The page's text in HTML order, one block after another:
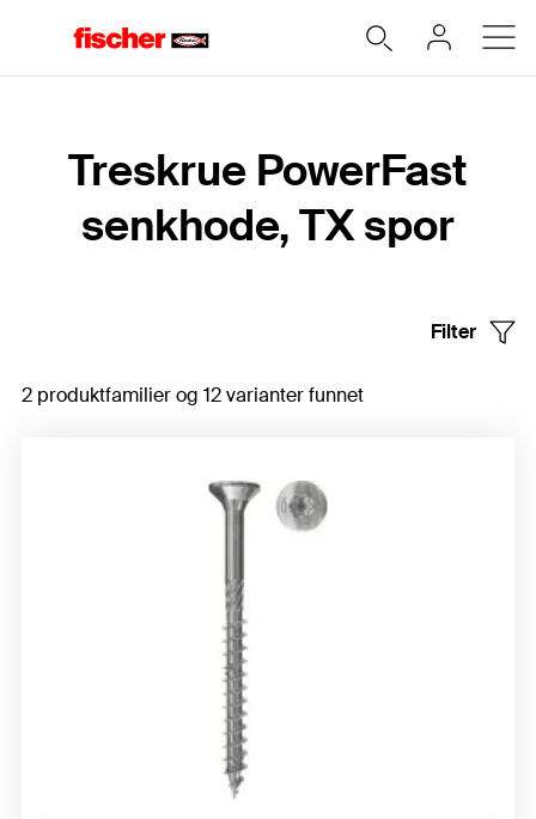
Treskrue PowerFast
senkhode, TX spor
Filter
2 produktfamilier og 12 varianter funnet